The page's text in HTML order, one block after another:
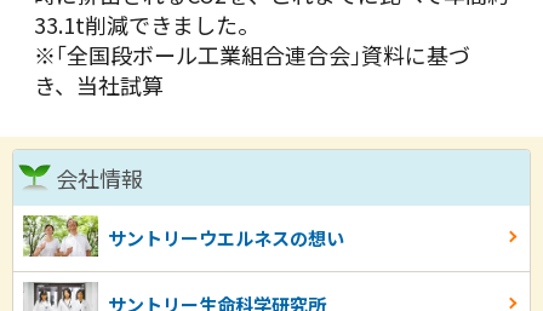
33.1t削減できました。
※｢全国段ボール工業組合連合会｣資料に基づ
き、当社試算
会社情報
サントリーウエルネスの想い
サントリー生命科学研究所